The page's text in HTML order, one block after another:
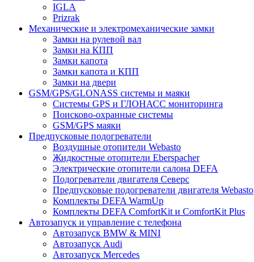
IGLA
Prizrak
Механические и электромеханические замки
Замки на рулевой вал
Замки на КПП
Замки капота
Замки капота и КПП
Замки на двери
GSM/GPS/GLONASS системы и маяки
Системы GPS и ГЛОНАСС мониторинга
Поисково-охранные системы
GSM/GPS маяки
Предпусковые подогреватели
Воздушные отопители Webasto
Жидкостные отопители Eberspacher
Электрические отопители салона DEFA
Подогреватели двигателя Северс
Предпусковые подогреватели двигателя Webasto
Комплекты DEFA WarmUp
Комплекты DEFA ComfortKit и ComfortKit Plus
Автозапуск и управление с телефона
Автозапуск BMW & MINI
Автозапуск Audi
Автозапуск Mercedes